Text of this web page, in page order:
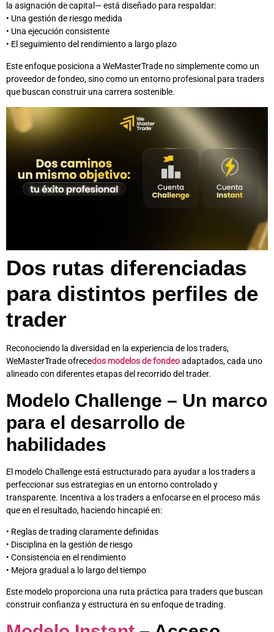
la asignación de capital— está diseñado para respaldar:
• Una gestión de riesgo medida
• Una ejecución consistente
• El seguimiento del rendimiento a largo plazo
Este enfoque posiciona a WeMasterTrade no simplemente como un
proveedor de fondeo, sino como un entorno profesional para traders
que buscan construir una carrera sostenible.
Dos rutas diferenciadas
para distintos perfiles de
trader
Reconociendo la diversidad en la experiencia de los traders,
WeMasterTrade ofrecedos modelos de fondeoadaptados, cada uno
alineado con diferentes etapas del recorrido del trader.
Modelo Challenge – Un marco
para el desarrollo de
habilidades
El modelo Challenge está estructurado para ayudar a los traders a
perfeccionar sus estrategias en un entorno controlado y
transparente. Incentiva a los traders a enfocarse en el proceso más
que en el resultado, haciendo hincapié en:
• Reglas de trading claramente definidas
• Disciplina en la gestión de riesgo
• Consistencia en el rendimiento
• Mejora gradual a lo largo del tiempo
Este modelo proporciona una ruta práctica para traders que buscan
construir confianza y estructura en su enfoque de trading.